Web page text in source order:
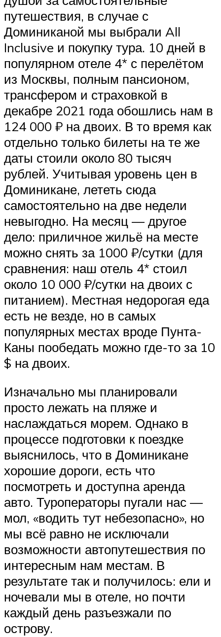
путешествия, в случае с
Доминиканой мы выбрали All
Inclusive и покупку тура. 10 дней в
популярном отеле 4* с перелётом
из Москвы, полным пансионом,
трансфером и страховкой в
декабре 2021 года обошлись нам в
124 000 ₽ на двоих. В то время как
отдельно только билеты на те же
даты стоили около 80 тысяч
рублей. Учитывая уровень цен в
Доминикане, лететь сюда
самостоятельно на две недели
невыгодно. На месяц — другое
дело: приличное жильё на месте
можно снять за 1000 ₽/сутки (для
сравнения: наш отель 4* стоил
около 10 000 ₽/сутки на двоих с
питанием). Местная недорогая еда
есть не везде, но в самых
популярных местах вроде Пунта-
Каны пообедать можно где-то за 10
$ на двоих.
Изначально мы планировали
просто лежать на пляже и
наслаждаться морем. Однако в
процессе подготовки к поездке
выяснилось, что в Доминикане
хорошие дороги, есть что
посмотреть и доступна аренда
авто. Туроператоры пугали нас —
мол, «водить тут небезопасно», но
мы всё равно не исключали
возможности автопутешествия по
интересным нам местам. В
результате так и получилось: ели и
ночевали мы в отеле, но почти
каждый день разъезжали по
острову.